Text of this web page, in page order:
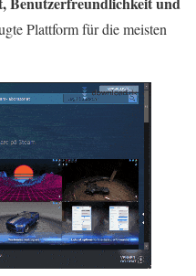
Plattform für die meisten